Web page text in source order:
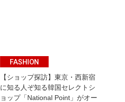
FASHION
【ショップ探訪】東京・西新宿
に知る人ぞ知る韓国セレクトシ
ョップ「National Point」がオー